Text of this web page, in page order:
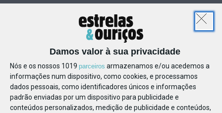
Damos valor à sua privacidade
Nós e os nossos 1019 parceiros armazenamos e/ou acedemos a
informações num dispositivo, como cookies, e processamos
dados pessoais, como identificadores únicos e informações
padrão enviadas por um dispositivo para publicidade e
conteúdos personalizados, medição de publicidade e conteúdos,